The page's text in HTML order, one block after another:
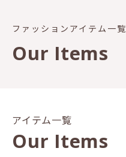
ファッションアイテム一覧
Our Items
アイテム一覧
Our Items